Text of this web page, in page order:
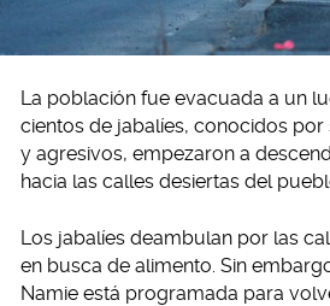
La población fue evacuada a un
cientos de jabalíes, conocidos por
y agresivos, empezaron a
hacia las calles desiertas del
Los jabalíes deambulan por las
en busca de alimento. Sin
Namie está programada para